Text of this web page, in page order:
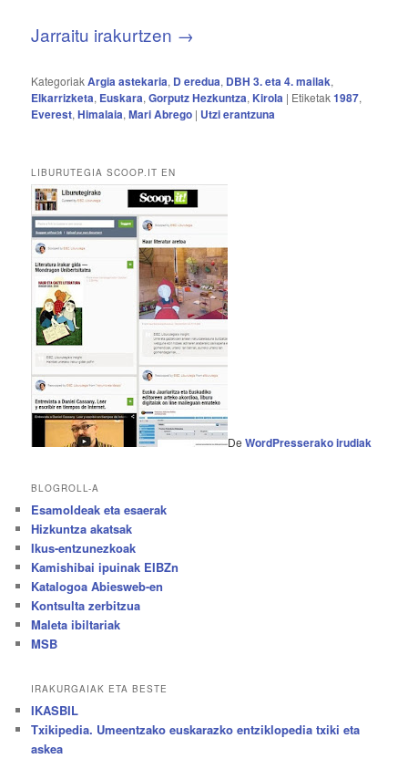
Jarraitu irakurtzen →
KategoriakArgia astekaria, D eredua, DBH 3. eta 4. mailak,
Elkarrizketa, Euskara,Gorputz Hezkuntza, Kirola | Etiketak1987,
Everest,Himalaia,Mari Abrego | Utzi erantzuna
LIBURUTEGIA SCOOP.IT EN
DeWordPresserako irudiak
BLOGROLL-A
Esamoldeak eta esaerak
Hizkuntza akatsak
Ikus-entzunezkoak
Kamishibai ipuinak EIBZn
Katalogoa Abiesweb-en
Kontsulta zerbitzua
Maleta ibiltariak
MSB
IRAKURGAIAK ETA BESTE
IKASBIL
Txikipedia. Umeentzako euskarazko entziklopedia txiki eta
askea